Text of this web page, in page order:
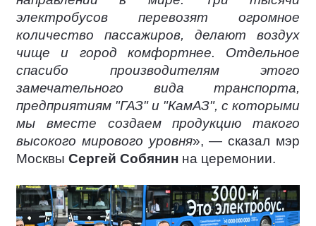
электробусов перевозят огромное
количество пассажиров, делают воздух
чище и город комфортнее. Отдельное
спасибо производителям этого
замечательного вида транспорта,
предприятиям "ГАЗ" и "КамАЗ", с которыми
мы вместе создаем продукцию такого
высокого мирового уровня», — сказал мэр
Москвы Сергей Собянин на церемонии.